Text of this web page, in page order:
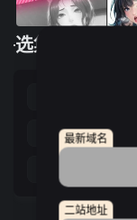
选集播放
第05集
最新域名
二站地址